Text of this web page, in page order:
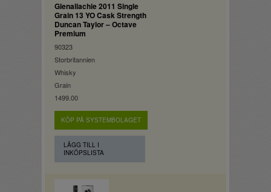
Glenallachie 2011 Single
Grain 13 YO Cask Strength
Duncan Taylor – Octave
Premium
90323
Storbritannien
Whisky
Grain
1499.00
KÖP PÅ SYSTEMBOLAGET
LÄGG TILL I
INKÖPSLISTA